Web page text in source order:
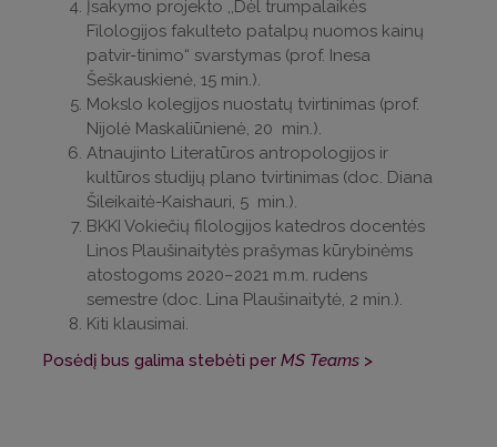
Įsakymo projekto ,,Dėl trumpalaikės
Filologijos fakulteto patalpų nuomos kainų
patvir-tinimo“ svarstymas (prof. Inesa
Šeškauskienė, 15 min.).
Mokslo kolegijos nuostatų tvirtinimas (prof.
Nijolė Maskaliūnienė, 20 min.).
Atnaujinto Literatūros antropologijos ir
kultūros studijų plano tvirtinimas (doc. Diana
Šileikaitė-Kaishauri, 5 min.).
BKKI Vokiečių filologijos katedros docentės
Linos Plaušinaitytės prašymas kūrybinėms
atostogoms 2020–2021 m.m. rudens
semestre (doc. Lina Plaušinaitytė, 2 min.).
Kiti klausimai.
Posėdį bus galima stebėti per MS Teams >